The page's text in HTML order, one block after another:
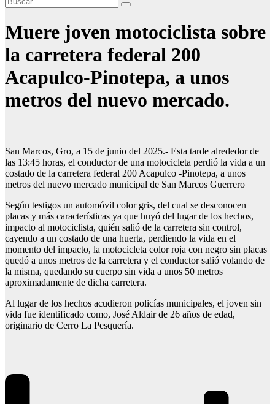
Muere joven motociclista sobre
la carretera federal 200
Acapulco-Pinotepa, a unos
metros del nuevo mercado.
San Marcos, Gro, a 15 de junio del 2025.- Esta tarde alrededor de
las 13:45 horas, el conductor de una motocicleta perdió la vida a un
costado de la carretera federal 200 Acapulco -Pinotepa, a unos
metros del nuevo mercado municipal de San Marcos Guerrero
Según testigos un automóvil color gris, del cual se desconocen
placas y más características ya que huyó del lugar de los hechos,
impacto al motociclista, quién salió de la carretera sin control,
cayendo a un costado de una huerta, perdiendo la vida en el
momento del impacto, la motocicleta color roja con negro sin placas
quedó a unos metros de la carretera y el conductor salió volando de
la misma, quedando su cuerpo sin vida a unos 50 metros
aproximadamente de dicha carretera.
Al lugar de los hechos acudieron policías municipales, el joven sin
vida fue identificado como, José Aldair de 26 años de edad,
originario de Cerro La Pesquería.